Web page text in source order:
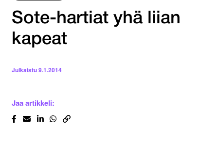
Sote-hartiat yhä liian
kapeat
Julkaistu9.1.2014
Jaa artikkeli: